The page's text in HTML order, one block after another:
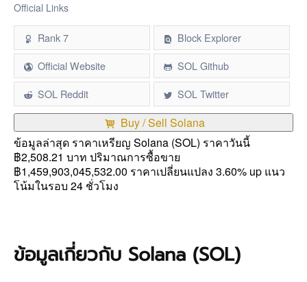
Official Links
Rank 7
Block Explorer
Official Website
SOL Github
SOL Reddit
SOL Twitter
Buy / Sell Solana
ข้อมูลล่าสุด ราคาเหรียญ Solana (SOL) ราคาวันนี้
฿2,508.21 บาท ปริมาณการซื้อขาย
฿1,459,903,045,532.00 ราคาเปลี่ยนแปลง 3.60% up แนว
โน้มในรอบ 24 ชั่วโมง
ข้อมูลเกี่ยวกับ Solana (SOL)